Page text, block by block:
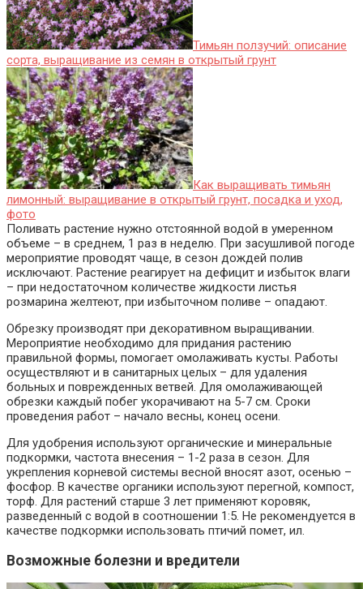
Тимьян ползучий: описание
сорта, выращивание из семян в открытый грунт
Как выращивать тимьян
лимонный: выращивание в открытый грунт, посадка и уход,
фото
Поливать растение нужно отстоянной водой в умеренном
объеме – в среднем, 1 раз в неделю. При засушливой погоде
мероприятие проводят чаще, в сезон дождей полив
исключают. Растение реагирует на дефицит и избыток влаги
– при недостаточном количестве жидкости листья
розмарина желтеют, при избыточном поливе – опадают.
Обрезку производят при декоративном выращивании.
Мероприятие необходимо для придания растению
правильной формы, помогает омолаживать кусты. Работы
осуществляют и в санитарных целых – для удаления
больных и поврежденных ветвей. Для омолаживающей
обрезки каждый побег укорачивают на 5-7 см. Сроки
проведения работ – начало весны, конец осени.
Для удобрения используют органические и минеральные
подкормки, частота внесения – 1-2 раза в сезон. Для
укрепления корневой системы весной вносят азот, осенью –
фосфор. В качестве органики используют перегной, компост,
торф. Для растений старше 3 лет применяют коровяк,
разведенный с водой в соотношении 1:5. Не рекомендуется в
качестве подкормки использовать птичий помет, ил.
Возможные болезни и вредители